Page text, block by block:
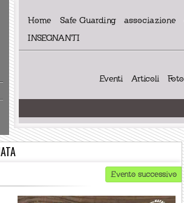
Home Safe Guarding associazione
INSEGNANTI
Eventi Articoli Foto
Evento successivo